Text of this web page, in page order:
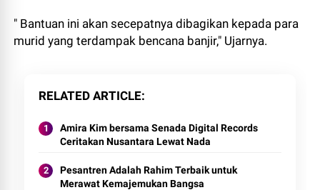
" Bantuan ini akan secepatnya dibagikan kepada para
murid yang terdampak bencana banjir," Ujarnya.
RELATED ARTICLE
Amira Kim bersama Senada Digital Records
Ceritakan Nusantara Lewat Nada
Pesantren Adalah Rahim Terbaik untuk
Merawat Kemajemukan Bangsa